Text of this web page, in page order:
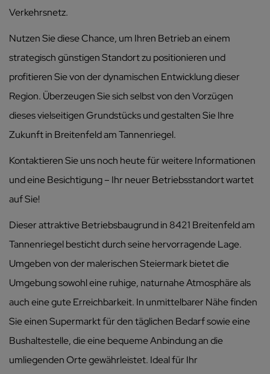
Verkehrsnetz.
Nutzen Sie diese Chance, um Ihren Betrieb an einem
strategisch günstigen Standort zu positionieren und
profitieren Sie von der dynamischen Entwicklung dieser
Region. Überzeugen Sie sich selbst von den Vorzügen
dieses vielseitigen Grundstücks und gestalten Sie Ihre
Zukunft in Breitenfeld am Tannenriegel.
Kontaktieren Sie uns noch heute für weitere Informationen
und eine Besichtigung – Ihr neuer Betriebsstandort wartet
auf Sie!
Dieser attraktive Betriebsbaugrund in 8421 Breitenfeld am
Tannenriegel besticht durch seine hervorragende Lage.
Umgeben von der malerischen Steiermark bietet die
Umgebung sowohl eine ruhige, naturnahe Atmosphäre als
auch eine gute Erreichbarkeit. In unmittelbarer Nähe finden
Sie einen Supermarkt für den täglichen Bedarf sowie eine
Bushaltestelle, die eine bequeme Anbindung an die
umliegenden Orte gewährleistet. Ideal für Ihr